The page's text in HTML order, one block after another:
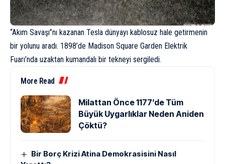
“Akım Savaşı”nı kazanan Tesla dünyayı kablosuz hale getirmenin
bir yolunu aradı. 1898’de Madison Square Garden Elektrik
Fuarı’nda uzaktan kumandalı bir tekneyi sergiledi.
More Read
Milattan Önce 1177’de Tüm
Büyük Uygarlıklar Neden Aniden
Çöktü?
Bir Borç Krizi Atina Demokrasisini Nasıl